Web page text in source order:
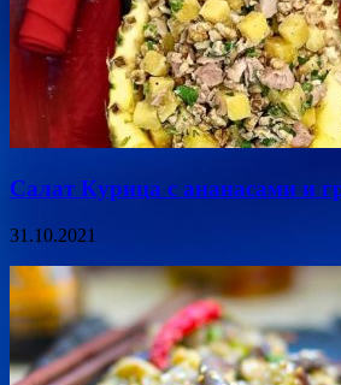
Салат Курица с ананасами и
31.10.2021